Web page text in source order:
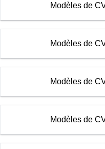
Modèles de
Modèles de
Modèles de
Modèles de